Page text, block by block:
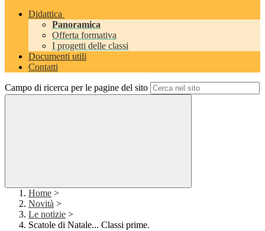
Didattica
Panoramica
Offerta formativa
I progetti delle classi
Documenti utili
Contatti
Campo di ricerca per le pagine del sito
Home >
Novità >
Le notizie >
Scatole di Natale... Classi prime.